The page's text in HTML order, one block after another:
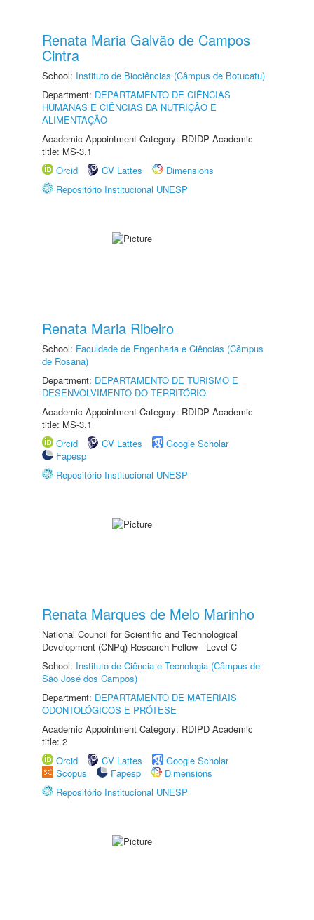
Renata Maria Galvão de Campos
Cintra
School: Instituto de Biociências (Câmpus de Botucatu)
Department: DEPARTAMENTO DE CIÊNCIAS
HUMANAS E CIÊNCIAS DA NUTRIÇÃO E
ALIMENTAÇÃO
Academic Appointment Category: RDIDP Academic
title: MS-3.1
Orcid
CV Lattes
Dimensions
Repositório Institucional UNESP
Renata Maria Ribeiro
School: Faculdade de Engenharia e Ciências (Câmpus
de Rosana)
Department: DEPARTAMENTO DE TURISMO E
DESENVOLVIMENTO DO TERRITÓRIO
Academic Appointment Category: RDIDP Academic
title: MS-3.1
Orcid
CV Lattes
Google Scholar
Fapesp
Repositório Institucional UNESP
Renata Marques de Melo Marinho
National Council for Scientific and Technological
Development (CNPq) Research Fellow - Level C
School: Instituto de Ciência e Tecnologia (Câmpus de
São José dos Campos)
Department: DEPARTAMENTO DE MATERIAIS
ODONTOLÓGICOS E PRÓTESE
Academic Appointment Category: RDIPD Academic
title: 2
Orcid
CV Lattes
Google Scholar
Scopus
Fapesp
Dimensions
Repositório Institucional UNESP